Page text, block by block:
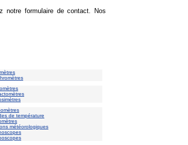
notre formulaire de contact. Nos
de température
météorologiques